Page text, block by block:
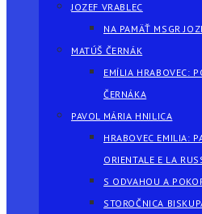
JOZEF VRABLEC
NA PAMÄŤ MSGR
MATÚŠ ČERNÁK
EMÍLIA HRABOVEC:
ČERNÁKA
PAVOL MÁRIA HNILICA
HRABOVEC EMILIA:
ORIENTALE E LA
S ODVAHOU A
STOROČNICA